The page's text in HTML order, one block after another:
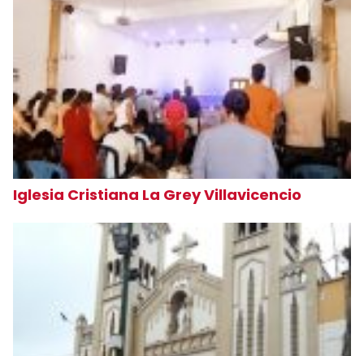
Iglesia Cristiana La Grey Villavicencio